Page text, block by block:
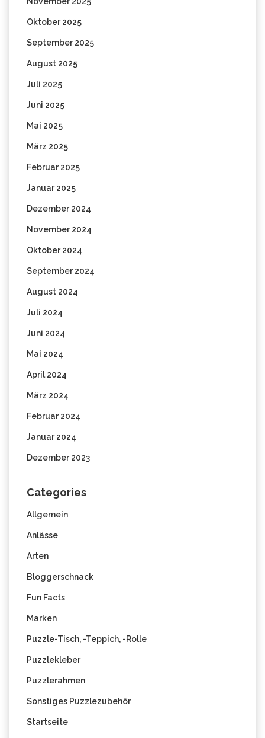
Oktober 2025
September 2025
August 2025
Juli 2025
Juni 2025
Mai 2025
März 2025
Februar 2025
Januar 2025
Dezember 2024
November 2024
Oktober 2024
September 2024
August 2024
Juli 2024
Juni 2024
Mai 2024
April 2024
März 2024
Februar 2024
Januar 2024
Dezember 2023
Categories
Allgemein
Anlässe
Arten
Bloggerschnack
Fun Facts
Marken
Puzzle-Tisch, -Teppich, -Rolle
Puzzlekleber
Puzzlerahmen
Sonstiges Puzzlezubehör
Startseite